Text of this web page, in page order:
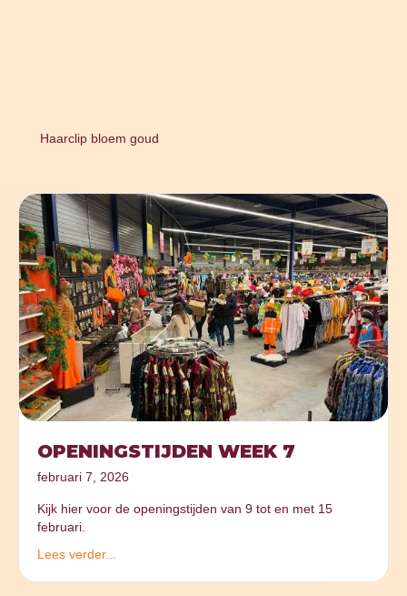
Haarclip bloem goud
OPENINGSTIJDEN WEEK 7
februari 7, 2026
Kijk hier voor de openingstijden van 9 tot en met 15
februari.
Lees verder...